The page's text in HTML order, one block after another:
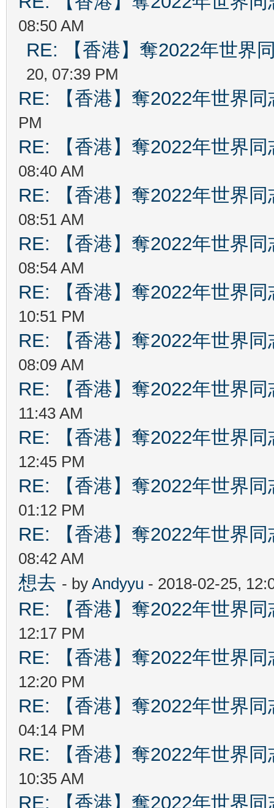
08:50 AM
RE: 【香港】奪2022年世界
20, 07:39 PM
RE: 【香港】奪2022年世界
PM
RE: 【香港】奪2022年世界
08:40 AM
RE: 【香港】奪2022年世界
08:51 AM
RE: 【香港】奪2022年世界
08:54 AM
RE: 【香港】奪2022年世界
10:51 PM
RE: 【香港】奪2022年世界
08:09 AM
RE: 【香港】奪2022年世界
11:43 AM
RE: 【香港】奪2022年世界
12:45 PM
RE: 【香港】奪2022年世界
01:12 PM
RE: 【香港】奪2022年世界
08:42 AM
想去 - by Andyyu - 2018-02-25,
RE: 【香港】奪2022年世界
12:17 PM
RE: 【香港】奪2022年世界
12:20 PM
RE: 【香港】奪2022年世界
04:14 PM
RE: 【香港】奪2022年世界
10:35 AM
RE: 【香港】奪2022年世界